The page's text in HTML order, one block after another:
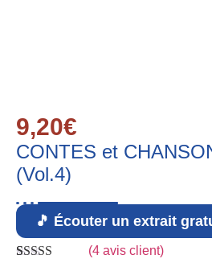
9,20€
CONTES et
(Vol.4)
🎵 Écouter un extrait
(4 avis client)